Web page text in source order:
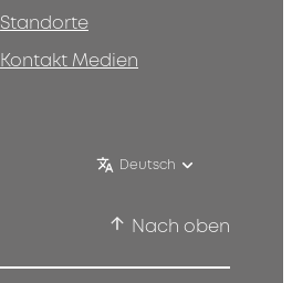
Standorte
Kontakt Medien
Deutsch
Nach oben